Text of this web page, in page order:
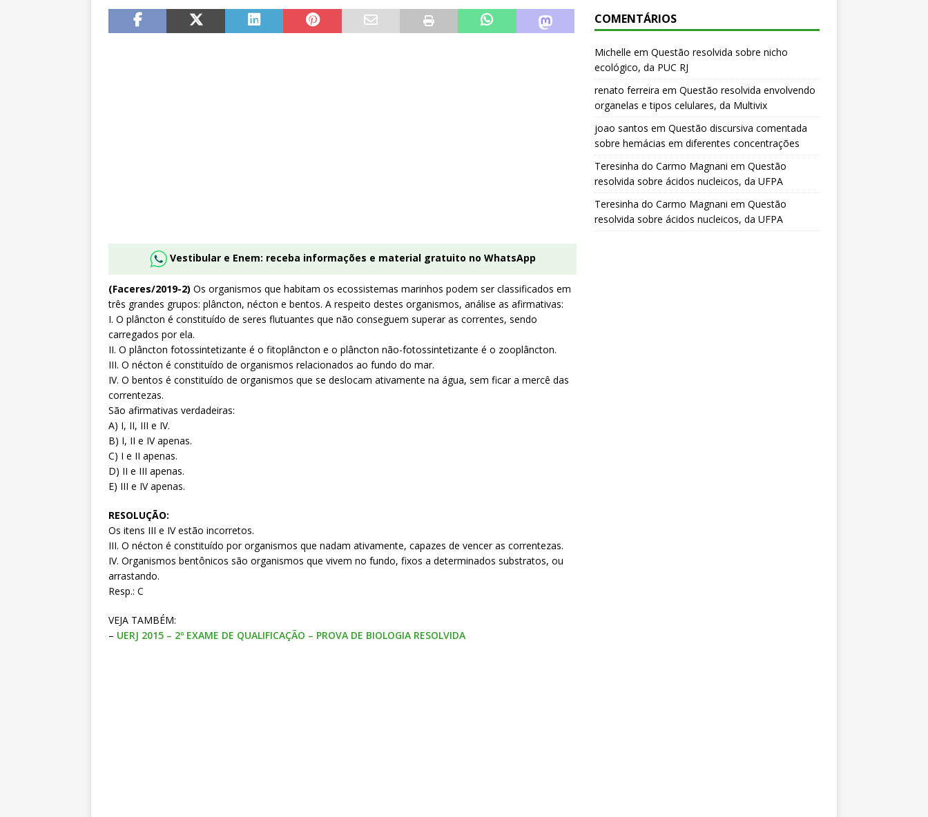
Vestibular e Enem: receba informações e material gratuito no WhatsApp
(Faceres/2019-2) Os organismos que habitam os ecossistemas marinhos podem ser classificados em
três grandes grupos: plâncton, nécton e bentos. A respeito destes organismos, análise as afirmativas:
I. O plâncton é constituído de seres flutuantes que não conseguem superar as correntes, sendo
carregados por ela.
II. O plâncton fotossintetizante é o fitoplâncton e o plâncton não-fotossintetizante é o zooplâncton.
III. O nécton é constituído de organismos relacionados ao fundo do mar.
IV. O bentos é constituído de organismos que se deslocam ativamente na água, sem ficar a mercê das
correntezas.
São afirmativas verdadeiras:
A) I, II, III e IV.
B) I, II e IV apenas.
C) I e II apenas.
D) II e III apenas.
E) III e IV apenas.
RESOLUÇÃO:
Os itens III e IV estão incorretos.
III. O nécton é constituído por organismos que nadam ativamente, capazes de vencer as correntezas.
IV. Organismos bentônicos são organismos que vivem no fundo, fixos a determinados substratos, ou
arrastando.
Resp.: C
VEJA TAMBÉM:
– UERJ 2015 – 2º EXAME DE QUALIFICAÇÃO – PROVA DE BIOLOGIA RESOLVIDA
COMENTÁRIOS
Michelle em Questão resolvida sobre nicho
ecológico, da PUC RJ
renato ferreira em Questão resolvida envolvendo
organelas e tipos celulares, da Multivix
joao santos em Questão discursiva comentada
sobre hemácias em diferentes concentrações
Teresinha do Carmo Magnani em Questão
resolvida sobre ácidos nucleicos, da UFPA
Teresinha do Carmo Magnani em Questão
resolvida sobre ácidos nucleicos, da UFPA